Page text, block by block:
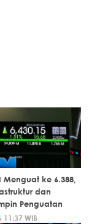
Menguat ke 6.388,
dan
Penguatan
WIB